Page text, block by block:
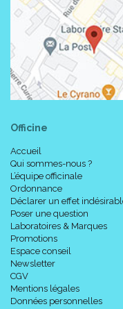
Officine
Accueil
Qui sommes-nous ?
L’équipe officinale
Ordonnance
Déclarer un effet
Poser une question
Laboratoires & Marques
Promotions
Espace conseil
Newsletter
CGV
Mentions légales
Données personnelles